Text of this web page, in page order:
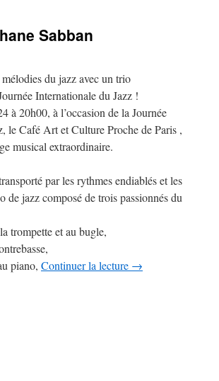
Sabban
du jazz avec un trio
Internationale du Jazz !
à 20h00, à l’occasion de la Journée
le Café Art et Culture Proche de Paris ,
musical extraordinaire.
par les rythmes endiablés et les
de jazz composé de trois passionnés du
trompette et au bugle,
piano, Continuer la lecture →